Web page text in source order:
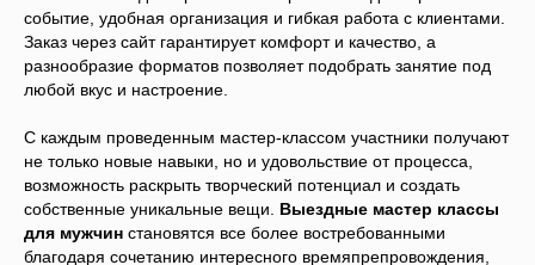
событие, удобная организация и гибкая работа с клиентами.
Заказ через сайт гарантирует комфорт и качество, а
разнообразие форматов позволяет подобрать занятие под
любой вкус и настроение.
С каждым проведенным мастер-классом участники получают
не только новые навыки, но и удовольствие от процесса,
возможность раскрыть творческий потенциал и создать
собственные уникальные вещи. Выездные мастер классы
для мужчин становятся все более востребованными
благодаря сочетанию интересного времяпрепровождения,